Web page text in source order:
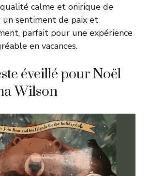
calme et onirique de
un sentiment de paix et
parfait pour une expérience
en vacances.
éveillé pour Noël
Wilson